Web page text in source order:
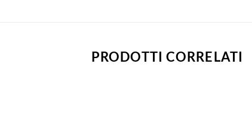
PRODOTTI CORRELATI